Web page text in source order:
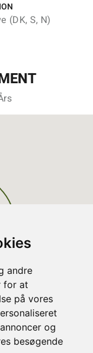
andre
for at
på vores
og
besøgende
(DK, S, N)